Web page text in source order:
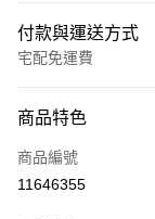
付款與運送方式
宅配免運費
信用卡一次付款
信用卡分期付款
商品特色
商品編號
11646355